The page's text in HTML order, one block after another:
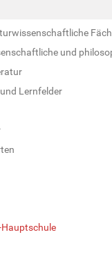
und
Lernfelder